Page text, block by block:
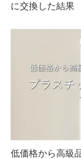
に交換した結果
低価格から高級